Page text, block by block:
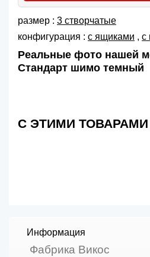
размер : 3 створчатые
конфигурация : с ящиками , с
Реальные фото нашей
Стандарт шимо темный
С ЭТИМИ ТОВАРАМИ
Информация
Фабрика Викос